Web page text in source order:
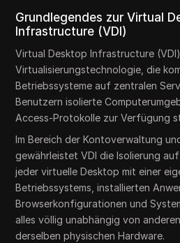
Grundlegendes zur Virtual
Infrastructure (VDI)
Virtual Desktop Infrastructure
Virtualisierungstechnologie, die
Betriebssysteme auf zentralen
Benutzern isolierte
Access-Protokolle zur Verfügung
Im Bereich der Kontoverwaltung
gewährleistet VDI die Isolierung
jeder virtuelle Desktop mit einer
Betriebssystems, installierten
Browserkonfigurationen und
alles völlig unabhängig von
derselben physischen Hardware.